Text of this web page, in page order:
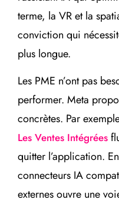
terme, la VR et la
conviction qui
plus longue.
Les PME n’ont pas
performer. Meta
concrètes. Par
Les Ventes Intégrées
quitter l’application.
connecteurs IA
externes ouvre une